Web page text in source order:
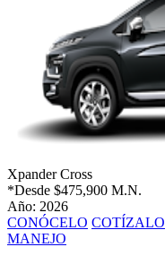
Xpander Cross
*Desde $475,900 M.N.
Año: 2026
CONÓCELO COTÍZALO
MANEJO